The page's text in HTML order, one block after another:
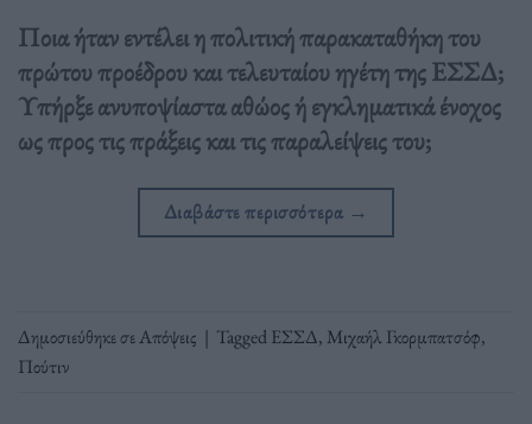
Ποια ήταν εντέλει η πολιτική παρακαταθήκη του
πρώτου προέδρου και τελευταίου ηγέτη της ΕΣΣΔ;
Υπήρξε ανυποψίαστα αθώος ή εγκληματικά ένοχος
ως προς τις πράξεις και τις παραλείψεις του;
Διαβάστε περισσότερα →
Δημοσιεύθηκε σεΑπόψεις | TaggedΕΣΣΔ, Μιχαήλ Γκορμπατσόφ,
Πούτιν